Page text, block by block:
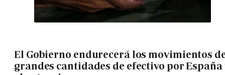
El Gobierno endurecerá los movimientos
grandes cantidades de efectivo por España